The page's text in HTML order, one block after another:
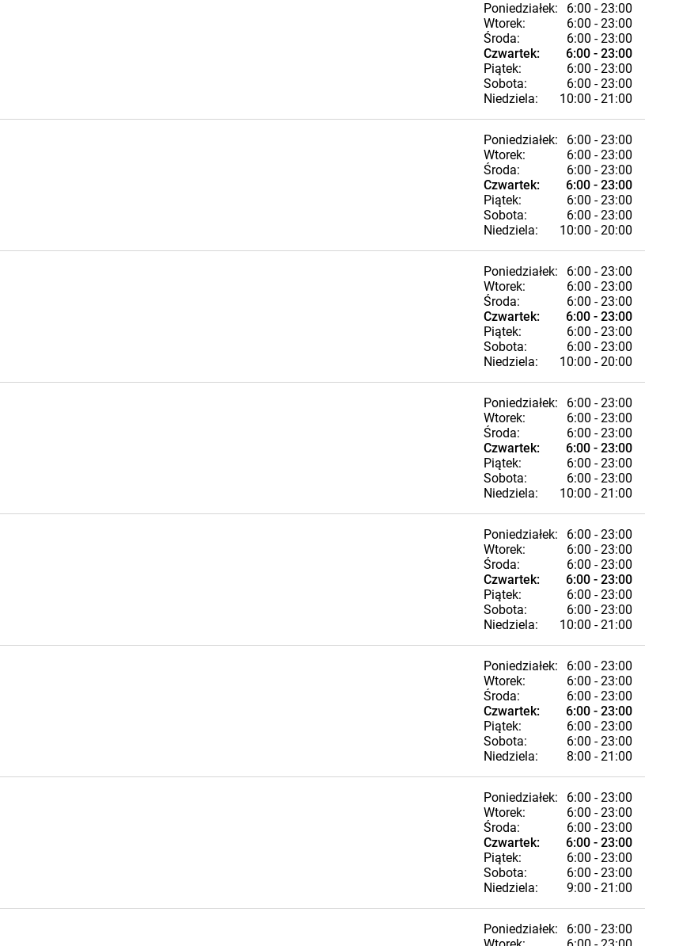
Poniedziałek:
6:00 - 23:00
Wtorek:
6:00 - 23:00
Środa:
6:00 - 23:00
Czwartek:
6:00 - 23:00
Piątek:
6:00 - 23:00
Sobota:
6:00 - 23:00
Niedziela:
10:00 - 21:00
Poniedziałek:
6:00 - 23:00
Wtorek:
6:00 - 23:00
Środa:
6:00 - 23:00
Czwartek:
6:00 - 23:00
Piątek:
6:00 - 23:00
Sobota:
6:00 - 23:00
Niedziela:
10:00 - 20:00
Poniedziałek:
6:00 - 23:00
Wtorek:
6:00 - 23:00
Środa:
6:00 - 23:00
Czwartek:
6:00 - 23:00
Piątek:
6:00 - 23:00
Sobota:
6:00 - 23:00
Niedziela:
10:00 - 20:00
Poniedziałek:
6:00 - 23:00
Wtorek:
6:00 - 23:00
Środa:
6:00 - 23:00
Czwartek:
6:00 - 23:00
Piątek:
6:00 - 23:00
Sobota:
6:00 - 23:00
Niedziela:
10:00 - 21:00
Poniedziałek:
6:00 - 23:00
Wtorek:
6:00 - 23:00
Środa:
6:00 - 23:00
Czwartek:
6:00 - 23:00
Piątek:
6:00 - 23:00
Sobota:
6:00 - 23:00
Niedziela:
10:00 - 21:00
Poniedziałek:
6:00 - 23:00
Wtorek:
6:00 - 23:00
Środa:
6:00 - 23:00
Czwartek:
6:00 - 23:00
Piątek:
6:00 - 23:00
Sobota:
6:00 - 23:00
Niedziela:
8:00 - 21:00
Poniedziałek:
6:00 - 23:00
Wtorek:
6:00 - 23:00
Środa:
6:00 - 23:00
Czwartek:
6:00 - 23:00
Piątek:
6:00 - 23:00
Sobota:
6:00 - 23:00
Niedziela:
9:00 - 21:00
Poniedziałek:
6:00 - 23:00